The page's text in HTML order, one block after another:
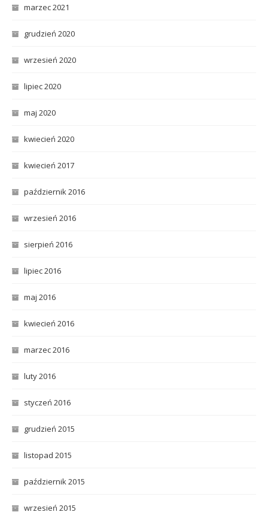
marzec 2021
grudzień 2020
wrzesień 2020
lipiec 2020
maj 2020
kwiecień 2020
kwiecień 2017
październik 2016
wrzesień 2016
sierpień 2016
lipiec 2016
maj 2016
kwiecień 2016
marzec 2016
luty 2016
styczeń 2016
grudzień 2015
listopad 2015
październik 2015
wrzesień 2015